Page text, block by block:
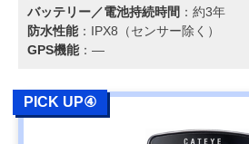
バッテリー／電池持続時間 ：約3年
防水性能：IPX8（センサー除く）
GPS機能：―
PICK UP④